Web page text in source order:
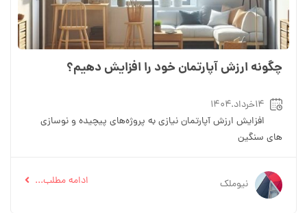
چگونه ارزش آپارتمان خود را افزایش دهیم؟
۱۴خرداد.۱۴۰۴
افزایش ارزش آپارتمان نیازی به پروژه‌های پیچیده و نوسازی
های سنگین
نیوملک ادامه مطلب...